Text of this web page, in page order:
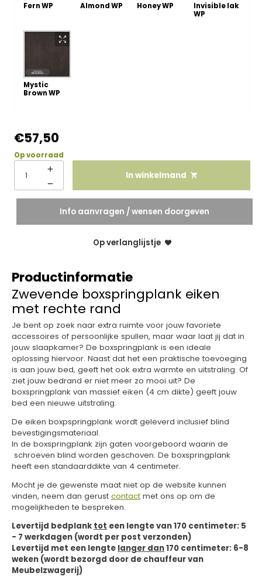
Fern WP Almond WP Honey WP
Invisible lak
WP
Mystic
Brown WP
€57,50
Op voorraad
In winkelmand
Info aanvragen / wensen doorgeven
Op verlanglijstje
Productinformatie
Zwevende boxspringplank eiken
met rechte rand
Je bent op zoek naar extra ruimte voor jouw favoriete
accessoires of persoonlijke spullen, maar waar laat jij dat in
jouw slaapkamer? De boxspringplank is een ideale
oplossing hiervoor. Naast dat het een praktische toevoeging
is aan jouw bed, geeft het ook extra warmte en uitstraling. Of
ziet jouw bedrand er niet meer zo mooi uit? De
boxspringplank van massief eiken (4 cm dikte) geeft jouw
bed een nieuwe uitstraling.
De eiken boxpspringplank wordt geleverd inclusief blind
bevestigingsmateriaal.
In de boxspringplank zijn gaten voorgeboord waarin de
schroeven blind worden geschoven. De boxspringplank
heeft een standaarddikte van 4 centimeter.
Mocht je de gewenste maat niet op de website kunnen
vinden, neem dan gerust contact met ons op om de
mogelijkheden te bespreken.
Levertijd bedplank tot een lengte van 170 centimeter: 5
- 7 werkdagen (wordt per post verzonden)
Levertijd met een lengte langer dan170 centimeter: 6-8
weken (wordt bezorgd door de chauffeur van
Meubelzwagerij)